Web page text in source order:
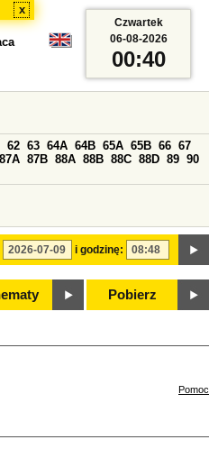
x
i godzinę:
62 63 64A 64B 65A 65B 66 67
87A 87B 88A 88B 88C 88D 89 90
Pobierz
Czwartek
06-08-2026
00:40
Pomoc